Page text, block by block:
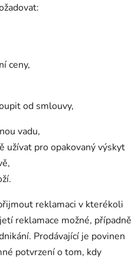
ceny,
od smlouvy,
vadu,
užívat pro opakovaný výskyt
reklamaci v kterékoli
reklamace možné, případně
Prodávající je povinen
potvrzení o tom, kdy